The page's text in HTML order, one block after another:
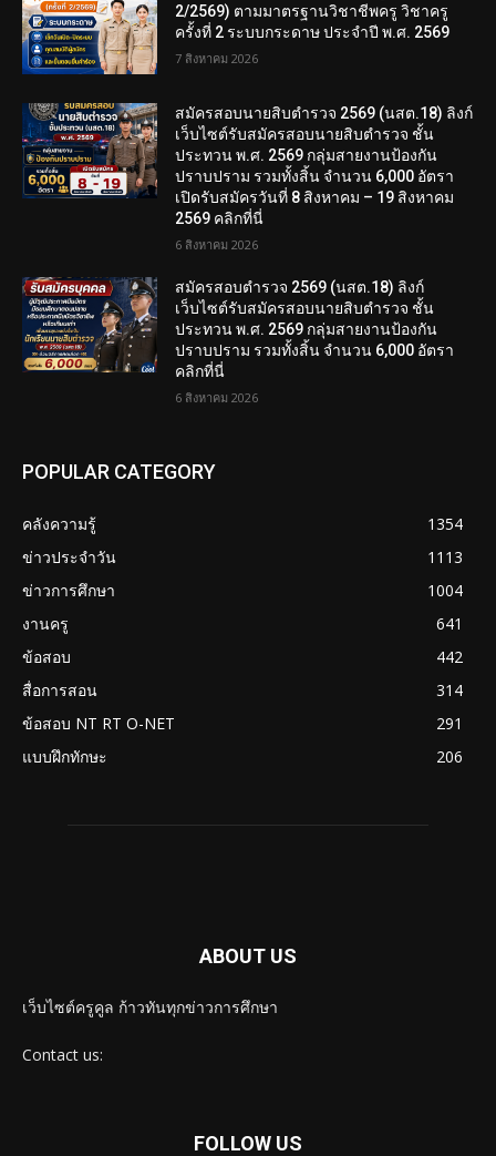
2/2569) ตามมาตรฐานวิชาชีพครู วิชาครู
ครั้งที่ 2 ระบบกระดาษ ประจำปี พ.ศ. 2569
7 สิงหาคม 2026
สมัครสอบนายสิบตำรวจ 2569 (นสต.18) ลิงก์
เว็บไซต์รับสมัครสอบนายสิบตำรวจ ชั้น
ประทวน พ.ศ. 2569 กลุ่มสายงานป้องกัน
ปราบปราม รวมทั้งสิ้น จำนวน 6,000 อัตรา
เปิดรับสมัครวันที่ 8 สิงหาคม – 19 สิงหาคม
2569 คลิกที่นี่
6 สิงหาคม 2026
สมัครสอบตํารวจ 2569 (นสต.18) ลิงก์
เว็บไซต์รับสมัครสอบนายสิบตำรวจ ชั้น
ประทวน พ.ศ. 2569 กลุ่มสายงานป้องกัน
ปราบปราม รวมทั้งสิ้น จำนวน 6,000 อัตรา
คลิกที่นี่
6 สิงหาคม 2026
POPULAR CATEGORY
คลังความรู้
1354
ข่าวประจำวัน
1113
ข่าวการศึกษา
1004
งานครู
641
ข้อสอบ
442
สื่อการสอน
314
ข้อสอบ NT RT O-NET
291
แบบฝึกทักษะ
206
ABOUT US
เว็บไซต์ครูคูล ก้าวทันทุกข่าวการศึกษา
Contact us:
FOLLOW US